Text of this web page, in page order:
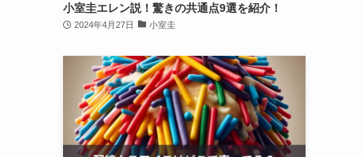
小室圭エレン説！驚きの共通点9選を紹介！
2024年4月27日 小室圭